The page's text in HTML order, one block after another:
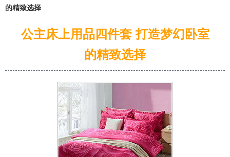
的精致选择
公主床上用品四件套 打造梦幻卧室
的精致选择